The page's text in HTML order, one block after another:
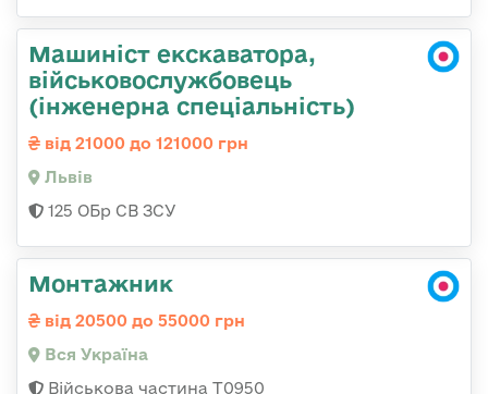
Машиніст екскаватора,
військовослужбовець
(інженерна спеціальність)
від 21000 до 121000 грн
Львів
125 ОБр СВ ЗСУ
Монтажник
від 20500 до 55000 грн
Вся Україна
Військова частина Т0950